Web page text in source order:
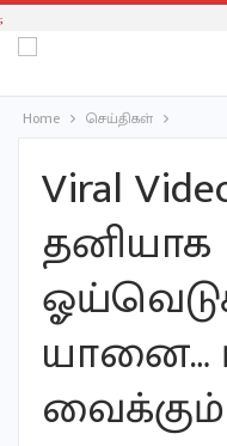
;
Home செய்திகள்
Viral
தனியாக
யானை…
வைக்கும்